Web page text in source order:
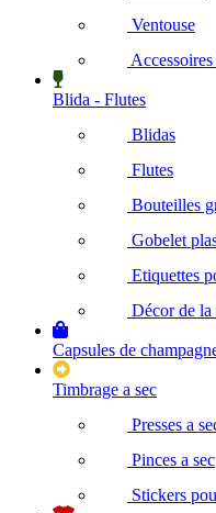
Ventouse
Blida - Flutes
Blidas
Flutes
Bouteilles
Gobelet
Etiquettes
Décor de la
Capsules de
Timbrage a sec
Presses a
Pinces a sec
Stickers